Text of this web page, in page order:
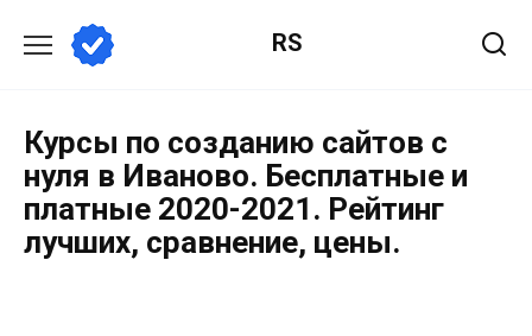
RS
Курсы по созданию сайтов с
нуля в Иваново. Бесплатные и
платные 2020-2021. Рейтинг
лучших, сравнение, цены.